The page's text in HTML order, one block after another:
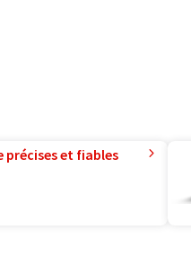
précises et fiables